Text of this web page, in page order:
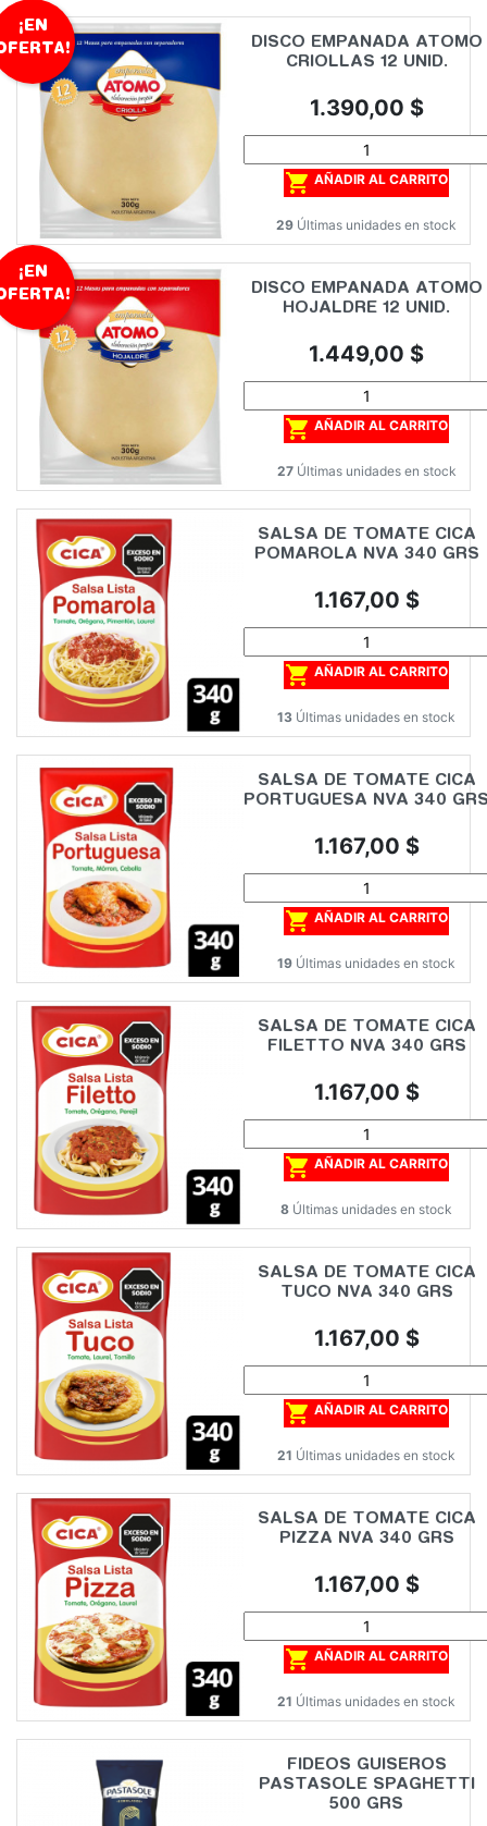
DISCO EMPANADA ATOMO
CRIOLLAS 12 UNID.
Precio
1.390,00 $
 AÑADIR AL CARRITO
29 Últimas unidades en stock
¡EN
DISCO EMPANADA ATOMO
HOJALDRE 12 UNID.
Precio
1.449,00 $
 AÑADIR AL CARRITO
27 Últimas unidades en stock
¡EN
SALSA DE TOMATE CICA
POMAROLA NVA 340 GRS
Precio
1.167,00 $
 AÑADIR AL CARRITO
13 Últimas unidades en stock
SALSA DE TOMATE CICA
PORTUGUESA NVA 340
Precio
1.167,00 $
 AÑADIR AL CARRITO
19 Últimas unidades en stock
SALSA DE TOMATE CICA
FILETTO NVA 340 GRS
Precio
1.167,00 $
 AÑADIR AL CARRITO
8 Últimas unidades en stock
SALSA DE TOMATE CICA
TUCO NVA 340 GRS
Precio
1.167,00 $
 AÑADIR AL CARRITO
21 Últimas unidades en stock
SALSA DE TOMATE CICA
PIZZA NVA 340 GRS
Precio
1.167,00 $
 AÑADIR AL CARRITO
21 Últimas unidades en stock
FIDEOS GUISEROS
PASTASOLE SPAGHETTI
500 GRS